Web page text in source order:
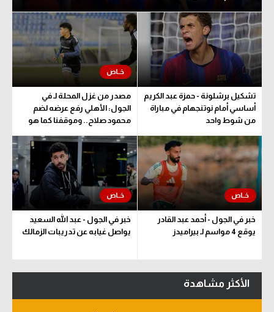
تشكيل برشلونة - حمزة عبد الكريم
أساسي أمام نوتنجهام في مباراة
من شوط واحد
مصدر من غزل المحلة لـ في
الجول: الأهلي رفع عرضه لضم
محمود صلاح.. وموقفنا كما هو
خبر في الجول - أحمد عبد القادر
يوقع 4 مواسم لـ بيراميدز
خبر في الجول - عبد الله السعيد
يواصل غيابه عن تدريبات الزمالك
الأكثر مشاهدة